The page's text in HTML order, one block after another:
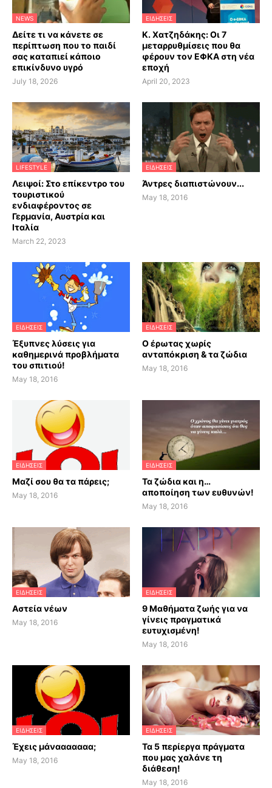
NEWS
Δείτε τι να κάνετε σε
περίπτωση που το παιδί
σας καταπιεί κάποιο
επικίνδυνο υγρό
July 18, 2026
ΕΙΔΗΣΕΙΣ
Κ. Χατζηδάκης: Οι 7
μεταρρυθμίσεις που θα
φέρουν τον ΕΦΚΑ στη νέα
εποχή
April 20, 2023
LIFESTYLE
Λειψοί: Στο επίκεντρο του
τουριστικού
ενδιαφέροντος σε
Γερμανία, Αυστρία και
Ιταλία
March 22, 2023
ΕΙΔΗΣΕΙΣ
Άντρες διαπιστώνουν...
May 18, 2016
ΕΙΔΗΣΕΙΣ
Έξυπνες λύσεις για
καθημερινά προβλήματα
του σπιτιού!
May 18, 2016
ΕΙΔΗΣΕΙΣ
Ο έρωτας χωρίς
ανταπόκριση & τα ζώδια
May 18, 2016
ΕΙΔΗΣΕΙΣ
Μαζί σου θα τα πάρεις;
May 18, 2016
ΕΙΔΗΣΕΙΣ
Τα ζώδια και η…
αποποίηση των ευθυνών!
May 18, 2016
ΕΙΔΗΣΕΙΣ
Αστεία νέων
May 18, 2016
ΕΙΔΗΣΕΙΣ
9 Μαθήματα ζωής για να
γίνεις πραγματικά
ευτυχισμένη!
May 18, 2016
ΕΙΔΗΣΕΙΣ
Έχεις μάνααααααα;
May 18, 2016
ΕΙΔΗΣΕΙΣ
Τα 5 περίεργα πράγματα
που μας χαλάνε τη
διάθεση!
May 18, 2016